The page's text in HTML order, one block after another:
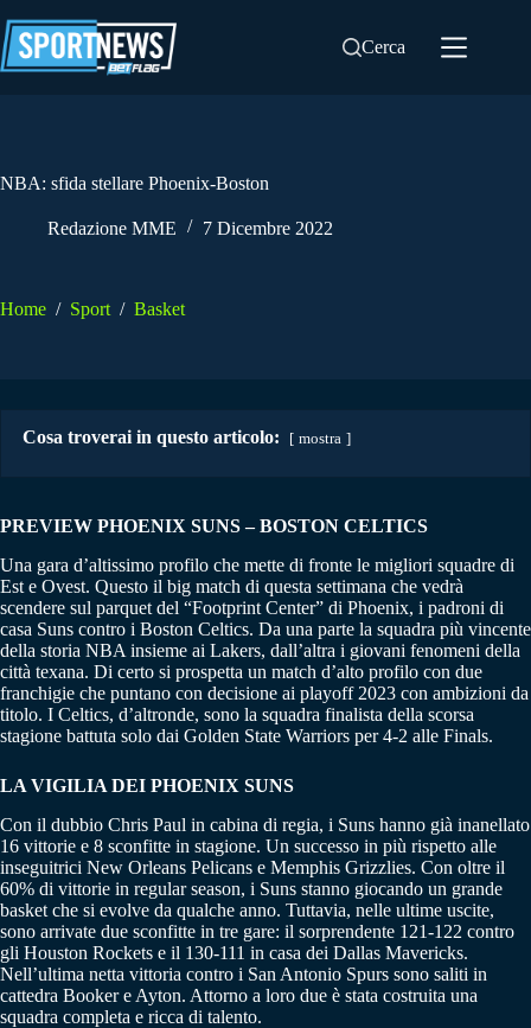
al
contenuto
Cerca
NBA: sfida stellare Phoenix-Boston
Redazione MME 7 Dicembre 2022
Home / Sport / Basket
Cosa troverai in questo articolo: mostra
PREVIEW PHOENIX SUNS – BOSTON CELTICS
Una gara d’altissimo profilo che mette di fronte le migliori squadre di
Est e Ovest. Questo il big match di questa settimana che vedrà
scendere sul parquet del “Footprint Center” di Phoenix, i padroni di
casa Suns contro i Boston Celtics. Da una parte la squadra più vincente
della storia NBA insieme ai Lakers, dall’altra i giovani fenomeni della
città texana. Di certo si prospetta un match d’alto profilo con due
franchigie che puntano con decisione ai playoff 2023 con ambizioni da
titolo. I Celtics, d’altronde, sono la squadra finalista della scorsa
stagione battuta solo dai Golden State Warriors per 4-2 alle Finals.
LA VIGILIA DEI PHOENIX SUNS
Con il dubbio Chris Paul in cabina di regia, i Suns hanno già inanellato
16 vittorie e 8 sconfitte in stagione. Un successo in più rispetto alle
inseguitrici New Orleans Pelicans e Memphis Grizzlies. Con oltre il
60% di vittorie in regular season, i Suns stanno giocando un grande
basket che si evolve da qualche anno. Tuttavia, nelle ultime uscite,
sono arrivate due sconfitte in tre gare: il sorprendente 121-122 contro
gli Houston Rockets e il 130-111 in casa dei Dallas Mavericks.
Nell’ultima netta vittoria contro i San Antonio Spurs sono saliti in
cattedra Booker e Ayton. Attorno a loro due è stata costruita una
squadra completa e ricca di talento.